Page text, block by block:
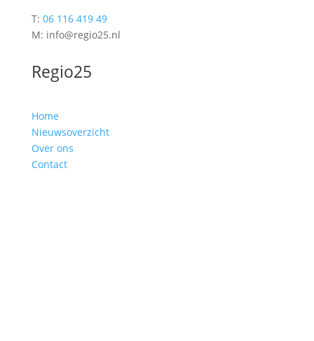
T: 06 116 419 49
M: info@regio25.nl
Regio25
Home
Nieuwsoverzicht
Over ons
Contact